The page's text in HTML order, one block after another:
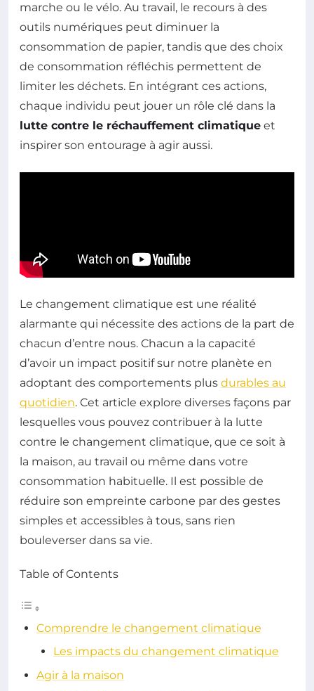
marche ou le vélo. Au travail, le recours à des
outils numériques peut diminuer la
consommation de papier, tandis que des choix
de consommation réfléchis permettent de
limiter les déchets. En intégrant ces actions,
chaque individu peut jouer un rôle clé dans la
lutte contre le réchauffement climatique et
inspirer son entourage à agir aussi.
Le changement climatique est une réalité
alarmante qui nécessite des actions de la part de
chacun d’entre nous. Chacun a la capacité
d’avoir un impact positif sur notre planète en
adoptant des comportements plus durables au
quotidien. Cet article explore diverses façons par
lesquelles vous pouvez contribuer à la lutte
contre le changement climatique, que ce soit à
la maison, au travail ou même dans votre
consommation habituelle. Il est possible de
réduire son empreinte carbone par des gestes
simples et accessibles à tous, sans rien
bouleverser dans sa vie.
Table of Contents
Comprendre le changement climatique
Les impacts du changement climatique
Agir à la maison